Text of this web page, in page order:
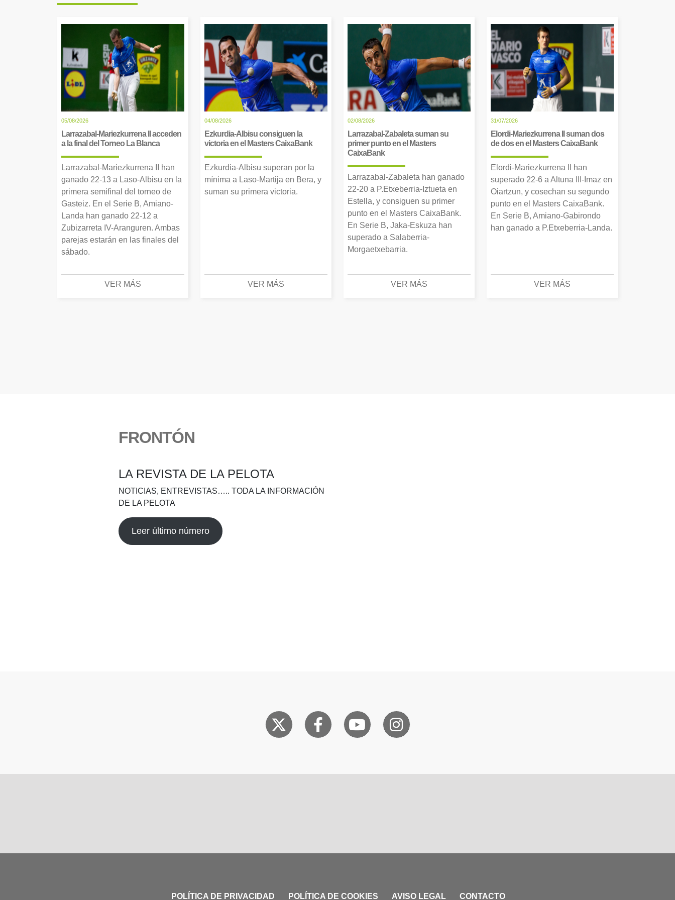
05/08/2026
Larrazabal-Mariezkurrena II acceden
a la final del Torneo La Blanca
Larrazabal-Mariezkurrena II han
ganado 22-13 a Laso-Albisu en la
primera semifinal del torneo de
Gasteiz. En el Serie B, Amiano-
Landa han ganado 22-12 a
Zubizarreta IV-Aranguren. Ambas
parejas estarán en las finales del
sábado.
VER MÁS
04/08/2026
Ezkurdia-Albisu consiguen la
victoria en el Masters CaixaBank
Ezkurdia-Albisu superan por la
mínima a Laso-Martija en Bera, y
suman su primera victoria.
VER MÁS
02/08/2026
Larrazabal-Zabaleta suman su
primer punto en el Masters
CaixaBank
Larrazabal-Zabaleta han ganado
22-20 a P.Etxeberria-Iztueta en
Estella, y consiguen su primer
punto en el Masters CaixaBank.
En Serie B, Jaka-Eskuza han
superado a Salaberria-
Morgaetxebarria.
VER MÁS
31/07/2026
Elordi-Mariezkurrena II suman dos
de dos en el Masters CaixaBank
Elordi-Mariezkurrena II han
superado 22-6 a Altuna III-Imaz en
Oiartzun, y cosechan su segundo
punto en el Masters CaixaBank.
En Serie B, Amiano-Gabirondo
han ganado a P.Etxeberria-Landa.
VER MÁS
FRONTÓN
LA REVISTA DE LA PELOTA
NOTICIAS, ENTREVISTAS….. TODA LA INFORMACIÓN
DE LA PELOTA
Leer último número
POLÍTICA DE PRIVACIDAD POLÍTICA DE COOKIES AVISO LEGAL CONTACTO